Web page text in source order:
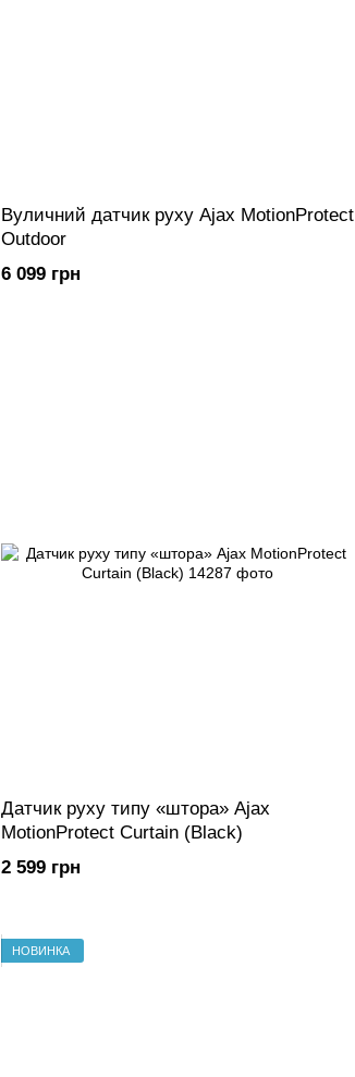
Вуличний датчик руху Ajax MotionProtect
Outdoor
6 099 грн
Датчик руху типу «штора» Ajax
MotionProtect Curtain (Black)
2 599 грн
НОВИНКА